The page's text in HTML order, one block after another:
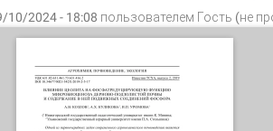
10/2024 - 18:08 пользователем Гость (не